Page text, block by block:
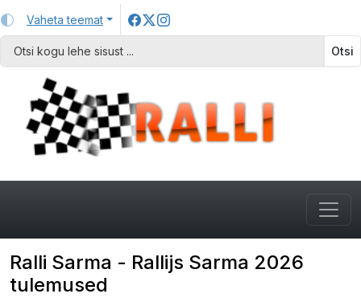
Vaheta teemat
Otsi
Ralli Sarma - Rallijs Sarma 2026
tulemused